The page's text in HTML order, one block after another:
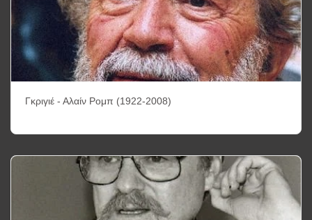
Γκριγιέ - Αλαίν Ρομπ (1922-2008)